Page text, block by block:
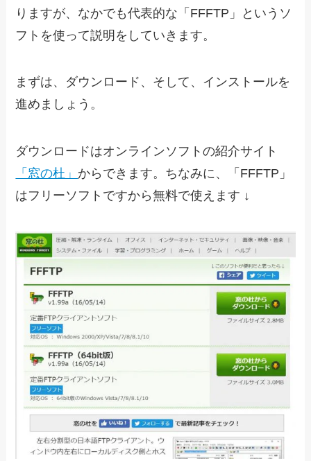
りますが、なかでも代表的な「FFFTP」というソ
フトを使って説明をしていきます。
まずは、ダウンロード、そして、インストールを
進めましょう。
ダウンロードはオンラインソフトの紹介サイト
「窓の杜」 からできます。ちなみに、「FFFTP」
はフリーソフトですから無料で使えます ↓